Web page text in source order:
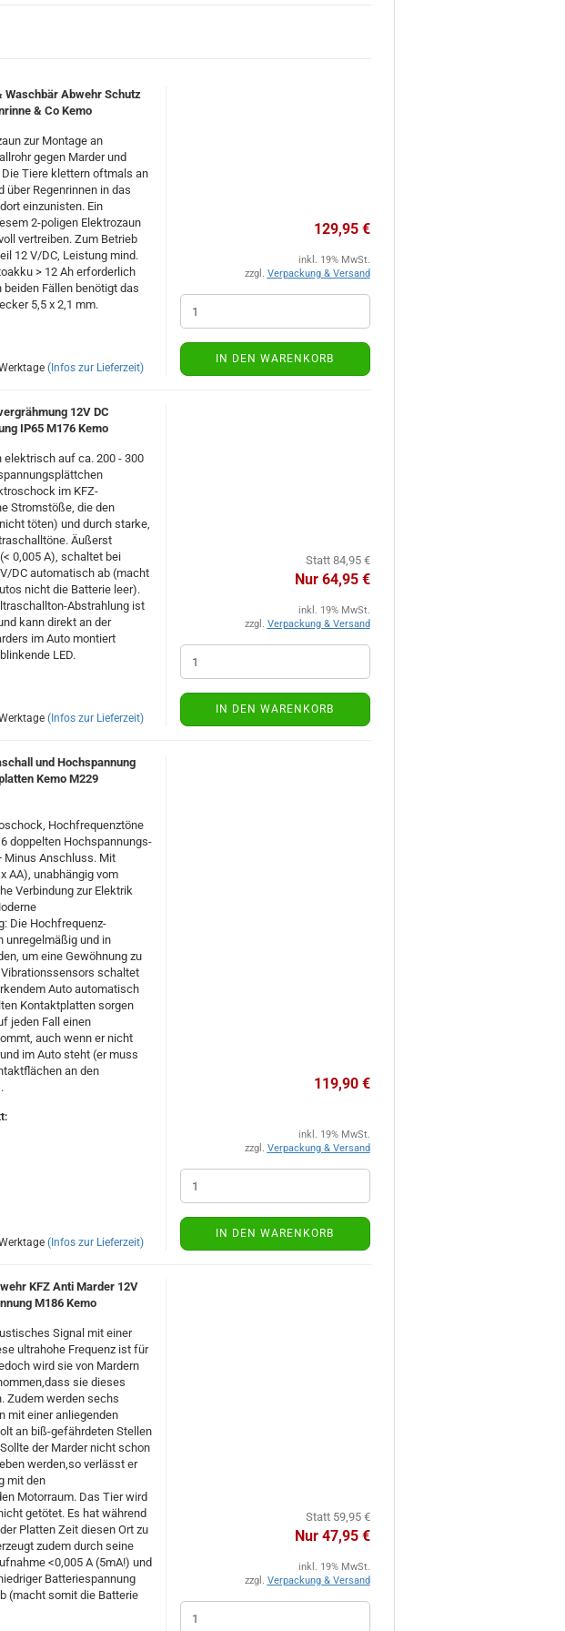
Waschbär Abwehr Schutz
& Co Kemo
zur Montage an
gegen Marder und
Tiere klettern oftmals an
über Regenrinnen in das
einzunisten. Ein
2-poligen Elektrozaun
vertreiben. Zum Betrieb
12 V/DC, Leistung mind.
> 12 Ah erforderlich
Fällen benötigt das
5,5 x 2,1 mm.
(Infos zur Lieferzeit)
129,95 €
inkl. 19% MwSt.
zzgl. Verpackung & Versand
IN DEN WARENKORB
12V DC
IP65 M176 Kemo
elektrisch auf ca. 200 - 300
im KFZ-
Stromstöße, die den
töten) und durch starke,
Äußerst
0,005 A), schaltet bei
DC automatisch ab (macht
nicht die Batterie leer).
Abstrahlung ist
kann direkt an der
im Auto montiert
LED.
(Infos zur Lieferzeit)
Statt 84,95 €
Nur 64,95 €
inkl. 19% MwSt.
zzgl. Verpackung & Versand
IN DEN WARENKORB
und Hochspannung
Kemo M229
Hochfrequenztöne
doppelten Hochspannungs-
Minus Anschluss. Mit
AA), unabhängig vom
Verbindung zur Elektrik
Die Hochfrequenz-
unregelmäßig und in
um eine Gewöhnung zu
schaltet
Auto automatisch
Kontaktplatten sorgen
jeden Fall einen
auch wenn er nicht
im Auto steht (er muss
an den
:
(Infos zur Lieferzeit)
119,90 €
inkl. 19% MwSt.
zzgl. Verpackung & Versand
IN DEN WARENKORB
KFZ Anti Marder 12V
M186 Kemo
Signal mit einer
ultrahohe Frequenz ist für
wird sie von Mardern
sie dieses
Zudem werden sechs
mit einer anliegenden
an biß-gefährdeten Stellen
der Marder nicht schon
werden,so verlässt er
mit den
Motorraum. Das Tier wird
getötet. Es hat während
Platten Zeit diesen Ort zu
zudem durch seine
<0,005 A (5mA!) und
Batteriespannung
(macht somit die Batterie
Statt 59,95 €
Nur 47,95 €
inkl. 19% MwSt.
zzgl. Verpackung & Versand